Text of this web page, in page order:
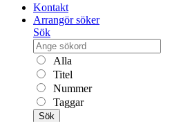
Kontakt
Arrangör söker
Sök
Alla
Titel
Nummer
Taggar
Sök